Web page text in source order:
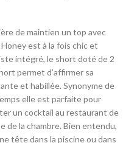
de maintien un top avec
est à la fois chic et
intégré, le short doté de 2
permet d’affirmer sa
et habillée. Synonyme de
elle est parfaite pour
un cocktail au restaurant de
de la chambre. Bien entendu,
tête dans la piscine ou dans